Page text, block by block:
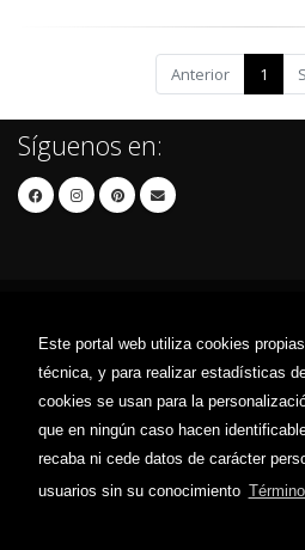
Este portal web utiliza cookies
técnica, y para realizar estadísticas
cookies se usan para la
que en ningún caso hacen
recaba ni cede datos de carácter
usuarios sin su conocimiento
Anterior 1
Síguenos en:
Contacto Aviso
Política de envíos
Política de